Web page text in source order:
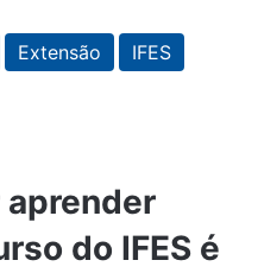
Extensão
IFES
aprender
do IFES é